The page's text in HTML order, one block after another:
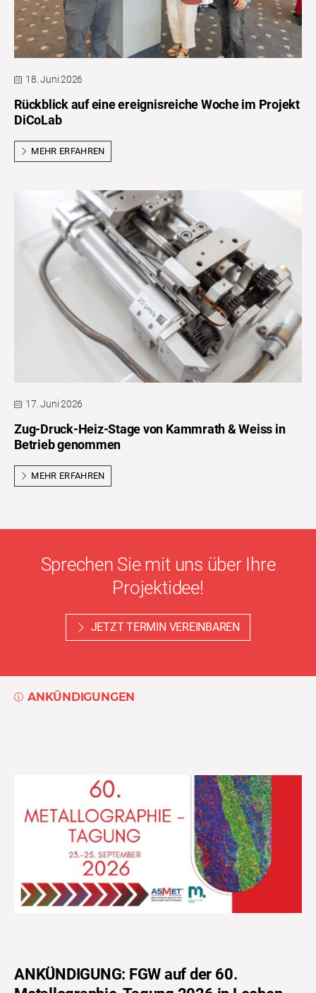
18. Juni 2026
Rückblick auf eine ereignisreiche Woche im Projekt
DiCoLab
MEHR ERFAHREN
17. Juni 2026
Zug-Druck-Heiz-Stage von Kammrath & Weiss in
Betrieb genommen
MEHR ERFAHREN
Sprechen Sie mit uns über Ihre
Projektidee!
JETZT TERMIN VEREINBAREN
ANKÜNDIGUNGEN
ANKÜNDIGUNG: FGW auf der 60.